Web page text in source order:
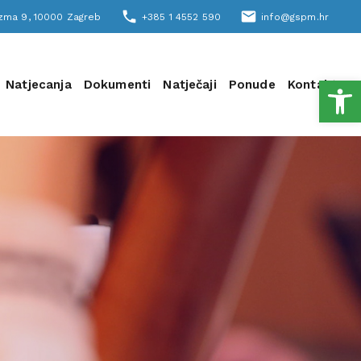
9, 10000 Zagreb phone +385 1 4552 590 email info@gspm.hr
Natjecanja Dokumenti Natječaji Ponude Kontakt